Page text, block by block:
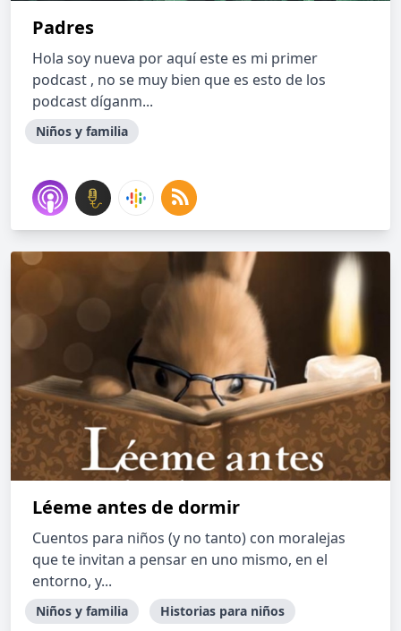
Padres
Hola soy nueva por aquí este es mi primer
podcast , no se muy bien que es esto de los
podcast díganm...
Niños y familia
Léeme antes de dormir
Cuentos para niños (y no tanto) con moralejas
que te invitan a pensar en uno mismo, en el
entorno, y...
Niños y familia Historias para niños